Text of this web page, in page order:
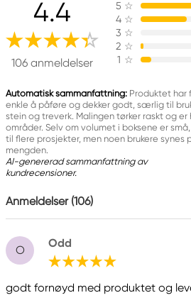
benzisotiazol-3(2H)-on
allergisk reaksjon.
Panduro Outdoor Craft Paint
Panduro
205 14 Malmö, Sweden
www.panduro.com
+46 (04) 22 30 70
4.4
106 anmeldelser
5 ☆
4 ☆
3 ☆
2 ☆
1 ☆
Automatisk sammanfattning: Produktet har
enkle å påføre og dekker godt, særlig til
stein og treverk. Malingen tørker raskt og
områder. Selv om volumet i boksene er
til flere prosjekter, men noen brukere synes
mengden.
AI-genererad sammanfattning av
kundrecensioner.
Anmeldelser (106)
O
Odd
godt fornøyd med produktet og